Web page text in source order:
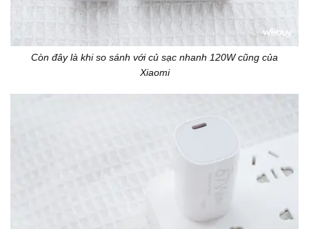
Còn đây là khi so sánh với củ sạc nhanh 120W cũng của
Xiaomi